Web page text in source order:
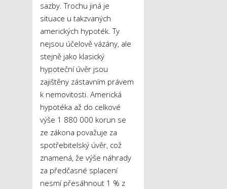
sazby. Trochu jiná je
situace u takzvaných
amerických hypoték. Ty
nejsou účelově vázány, ale
stejně jako klasický
hypoteční úvěr jsou
zajištěny zástavním právem
k nemovitosti. Americká
hypotéka až do celkové
výše 1 880 000 korun se
ze zákona považuje za
spotřebitelský úvěr, což
znamená, že výše náhrady
za předčasné splacení
nesmí přesáhnout 1 % z